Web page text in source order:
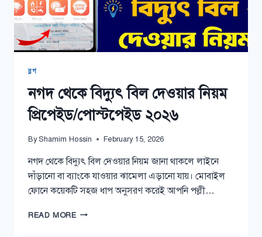
ব্লগ
নগদ থেকে বিদ্যুৎ বিল দেওয়ার নিয়ম
প্রিপেইড/পোস্টপেইড ২০২৬
By Shamim Hossin February 15, 2026
নগদ থেকে বিদ্যুৎ বিল দেওয়ার নিয়ম জানা থাকলে লাইনে
দাঁড়ানো বা ব্যাংকে যাওয়ার ঝামেলা এড়ানো যায়। মোবাইল
ফোনে কয়েকটি সহজ ধাপ অনুসরণ করেই আপনি পল্লী…
READ MOREনগদ